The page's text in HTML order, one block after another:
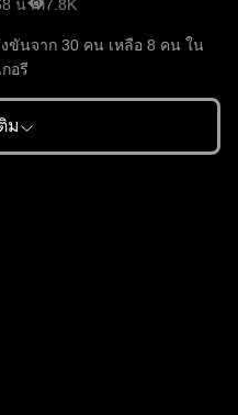
นาที7.8K
นจาก 30 คน เหลือ 8 คน ใน
อรี
ม